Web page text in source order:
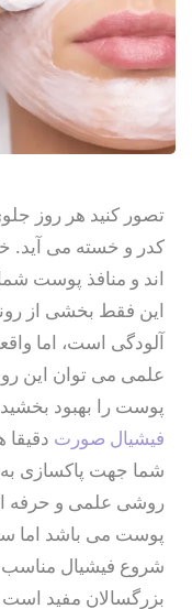
تصور کنید هر روز
کدر و خسته می آید.
اند و منافذ پوست
این فقط بخشی از
آلودگی است، اما
علمی می توان این
پوست را بهبود
فیشیال صورت
شما جهت پاکسازی به
روشی علمی و حرفه
پوست می باشد اما
شروع فیشیال
بزرگسالان مفید است
از قبل